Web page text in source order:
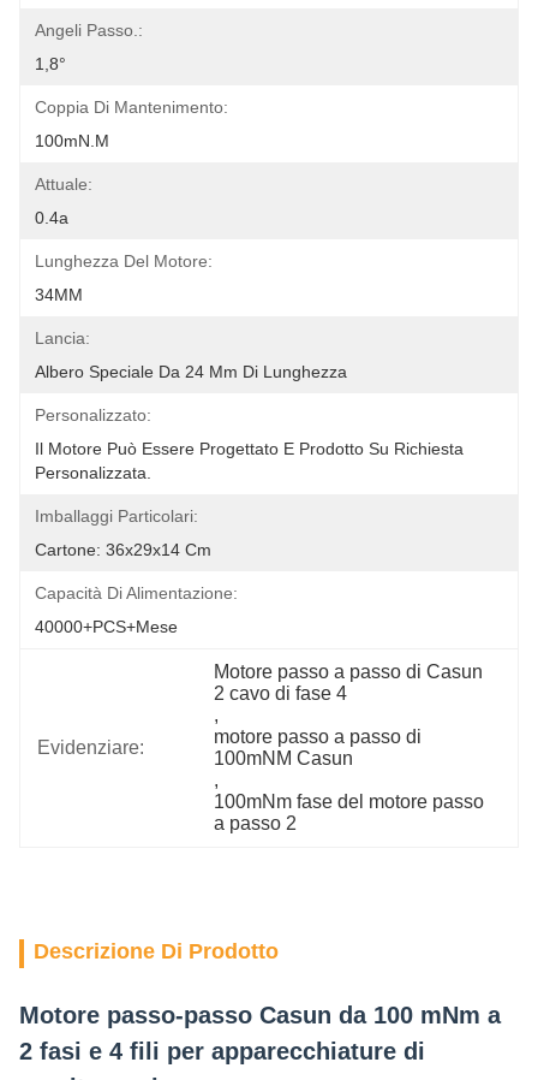
Angeli Passo.:
1,8°
Coppia Di Mantenimento:
100mN.m
Attuale:
0.4a
Lunghezza Del Motore:
34MM
Lancia:
Albero Speciale Da 24 Mm Di Lunghezza
Personalizzato:
Il Motore Può Essere Progettato E Prodotto Su Richiesta
Personalizzata.
Imballaggi Particolari:
Cartone: 36x29x14 Cm
Capacità Di Alimentazione:
40000+PCS+Mese
Evidenziare:
Motore passo a passo di Casun
2 cavo di fase 4
,
motore passo a passo di
100mNM Casun
,
100mNm fase del motore passo
a passo 2
Descrizione Di Prodotto
Motore passo-passo Casun da 100 mNm a
2 fasi e 4 fili per apparecchiature di